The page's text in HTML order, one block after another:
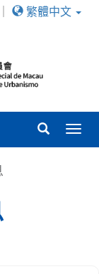
繁體中文